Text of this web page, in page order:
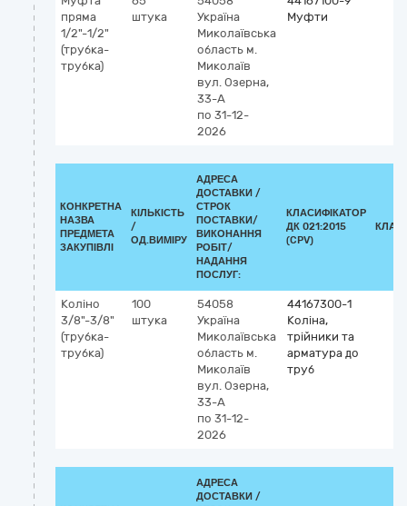
пряма
1/2"-1/2"
(трубка-
трубка)
штука
Україна
Миколаївська
область м.
Миколаїв
вул. Озерна,
33-А
по 31-12-
2026
Муфти
КОНКРЕТНА
НАЗВА
ПРЕДМЕТА
ЗАКУПІВЛІ
КІЛЬКІСТЬ
/
ОД.ВИМІРУ
АДРЕСА
ДОСТАВКИ /
СТРОК
ПОСТАВКИ/
ВИКОНАННЯ
РОБІТ/
НАДАННЯ
ПОСЛУГ:
КЛАСИФІКАТОР
ДК 021:2015
(CPV)
Коліно
3/8"-3/8"
(трубка-
трубка)
100
штука
54058
Україна
Миколаївська
область м.
Миколаїв
вул. Озерна,
33-А
по 31-12-
2026
44167300-1
Коліна,
трійники та
арматура до
труб
АДРЕСА
ДОСТАВКИ /